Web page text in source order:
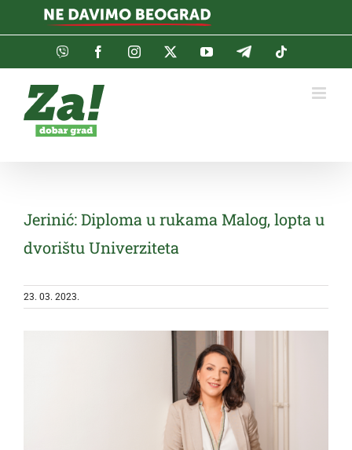
Viber FacebookInstagramTwitterYouTubeTelegram
Jerinić: Diploma u rukama Malog, lopta u
dvorištu Univerziteta
23. 03. 2023.